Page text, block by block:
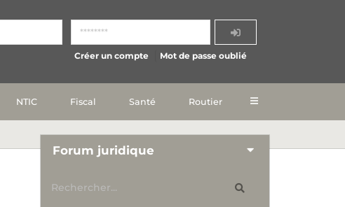
Créer un compte Mot de passe oublié
NTIC Fiscal Santé Routier
Forum juridique